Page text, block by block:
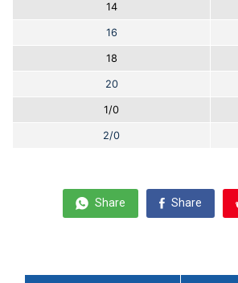
14
16
18
20
1/0
2/0
Share Share